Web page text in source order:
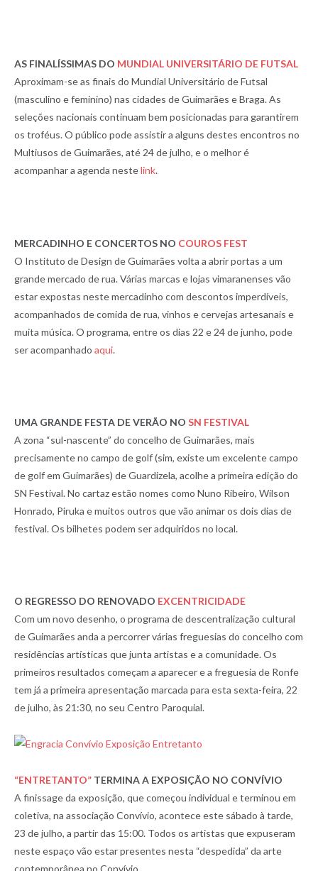
AS FINALÍSSIMAS DO MUNDIAL UNIVERSITÁRIO DE FUTSAL
Aproximam-se as finais do Mundial Universitário de Futsal
(masculino e feminino) nas cidades de Guimarães e Braga. As
seleções nacionais continuam bem posicionadas para garantirem
os troféus. O público pode assistir a alguns destes encontros no
Multiusos de Guimarães, até 24 de julho, e o melhor é
acompanhar a agenda nestelink.
MERCADINHO E CONCERTOS NO COUROS FEST
O Instituto de Design de Guimarães volta a abrir portas a um
grande mercado de rua. Várias marcas e lojas vimaranenses vão
estar expostas neste mercadinho com descontos imperdíveis,
acompanhados de comida de rua, vinhos e cervejas artesanais e
muita música. O programa, entre os dias 22 e 24 de junho, pode
ser acompanhado aqui.
UMA GRANDE FESTA DE VERÃO NO SN FESTIVAL
A zona “sul-nascente” do concelho de Guimarães, mais
precisamente no campo de golf (sim, existe um excelente campo
de golf em Guimarães) de Guardizela, acolhe a primeira edição do
SN Festival. No cartaz estão nomes como Nuno Ribeiro, Wilson
Honrado, Piruka e muitos outros que vão animar os dois dias de
festival. Os bilhetes podem ser adquiridos no local.
O REGRESSO DO RENOVADO EXCENTRICIDADE
Com um novo desenho, o programa de descentralização cultural
de Guimarães anda a percorrer várias freguesias do concelho com
residências artísticas que junta artistas e a comunidade. Os
primeiros resultados começam a aparecer e a freguesia de Ronfe
tem já a primeira apresentação marcada para esta sexta-feira, 22
de julho, às 21:30, no seu Centro Paroquial.
“ENTRETANTO” TERMINA A EXPOSIÇÃO NO CONVÍVIO
A finissage da exposição, que começou individual e terminou em
coletiva, na associação Convívio, acontece este sábado à tarde,
23 de julho, a partir das 15:00. Todos os artistas que expuseram
neste espaço vão estar presentes nesta “despedida” da arte